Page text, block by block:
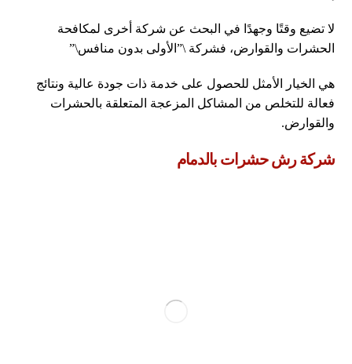
لا تضيع وقتًا وجهدًا في البحث عن شركة أخرى لمكافحة
الحشرات والقوارض، فشركة \”الأولى بدون منافس\”
هي الخيار الأمثل للحصول على خدمة ذات جودة عالية ونتائج
فعالة للتخلص من المشاكل المزعجة المتعلقة بالحشرات
والقوارض.
شركة رش حشرات بالدمام